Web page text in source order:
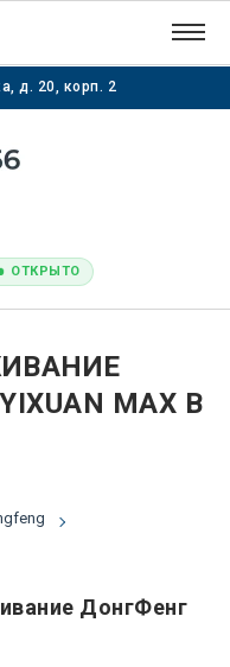
д. 20, корп. 2
ОТКРЫТО
MAX В
ДонгФенг